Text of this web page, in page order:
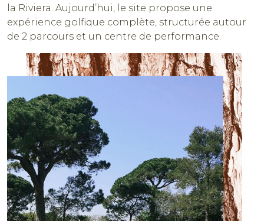
la Riviera. Aujourd’hui, le site propose une
expérience golfique complète, structurée autour
de 2 parcours et un centre de performance.